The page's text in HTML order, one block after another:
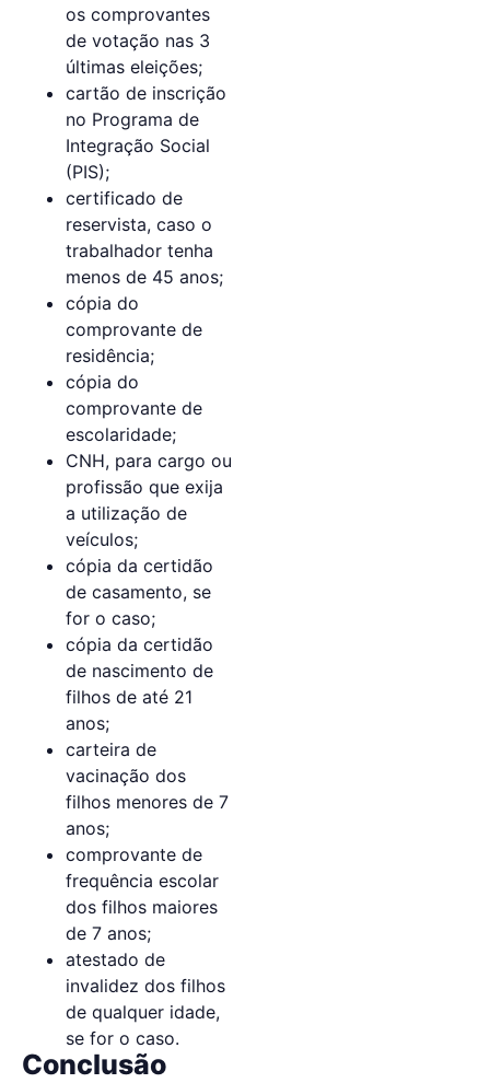
os comprovantes
de votação nas 3
últimas eleições;
cartão de inscrição
no Programa de
Integração Social
(PIS);
certificado de
reservista, caso o
trabalhador tenha
menos de 45 anos;
cópia do
comprovante de
residência;
cópia do
comprovante de
escolaridade;
CNH, para cargo ou
profissão que exija
a utilização de
veículos;
cópia da certidão
de casamento, se
for o caso;
cópia da certidão
de nascimento de
filhos de até 21
anos;
carteira de
vacinação dos
filhos menores de 7
anos;
comprovante de
frequência escolar
dos filhos maiores
de 7 anos;
atestado de
invalidez dos filhos
de qualquer idade,
se for o caso.
Conclusão